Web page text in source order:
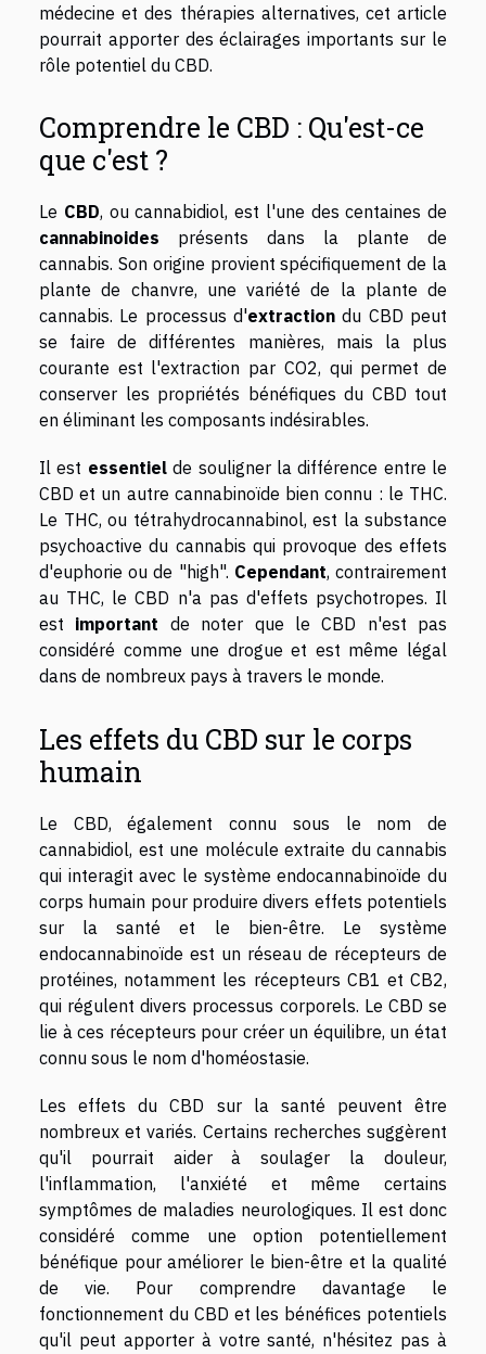
médecine et des thérapies alternatives, cet article
pourrait apporter des éclairages importants sur le
rôle potentiel du CBD.
Comprendre le CBD : Qu'est-ce
que c'est ?
Le CBD, ou cannabidiol, est l'une des centaines de
cannabinoides présents dans la plante de
cannabis. Son origine provient spécifiquement de la
plante de chanvre, une variété de la plante de
cannabis. Le processus d'extraction du CBD peut
se faire de différentes manières, mais la plus
courante est l'extraction par CO2, qui permet de
conserver les propriétés bénéfiques du CBD tout
en éliminant les composants indésirables.
Il est essentielde souligner la différence entre le
CBD et un autre cannabinoïde bien connu : le THC.
Le THC, ou tétrahydrocannabinol, est la substance
psychoactive du cannabis qui provoque des effets
d'euphorie ou de "high". Cependant, contrairement
au THC, le CBD n'a pas d'effets psychotropes. Il
est important de noter que le CBD n'est pas
considéré comme une drogue et est même légal
dans de nombreux pays à travers le monde.
Les effets du CBD sur le corps
humain
Le CBD, également connu sous le nom de
cannabidiol, est une molécule extraite du cannabis
qui interagit avec le système endocannabinoïde du
corps humain pour produire divers effets potentiels
sur la santé et le bien-être. Le système
endocannabinoïde est un réseau de récepteurs de
protéines, notamment les récepteurs CB1 et CB2,
qui régulent divers processus corporels. Le CBD se
lie à ces récepteurs pour créer un équilibre, un état
connu sous le nom d'homéostasie.
Les effets du CBD sur la santé peuvent être
nombreux et variés. Certains recherches suggèrent
qu'il pourrait aider à soulager la douleur,
l'inflammation, l'anxiété et même certains
symptômes de maladies neurologiques. Il est donc
considéré comme une option potentiellement
bénéfique pour améliorer le bien-être et la qualité
de vie. Pour comprendre davantage le
fonctionnement du CBD et les bénéfices potentiels
qu'il peut apporter à votre santé, n'hésitez pas à